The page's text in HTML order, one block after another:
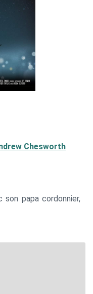
Chesworth
papa cordonnier,